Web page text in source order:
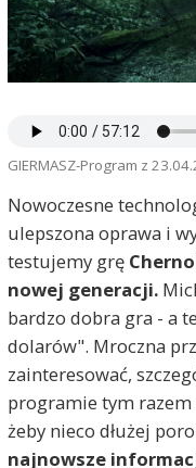
GIERMASZ-Program z
Nowoczesne
ulepszona oprawa i
testujemy grę
nowej generacji.
bardzo dobra gra - a
dolarów". Mroczna
zainteresować,
programie tym razem
żeby nieco dłużej
najnowsze